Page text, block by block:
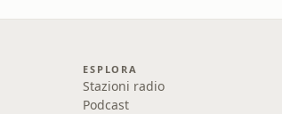
ESPLORA
Stazioni radio
Podcast